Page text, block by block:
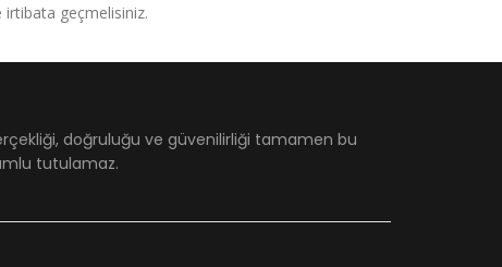
irtibata geçmelisiniz.
doğruluğu ve güvenilirliği tamamen bu
tutulamaz.